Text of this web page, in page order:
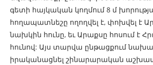
գետի հայկական կողմում 8 մ
հողապատնեշը ողողվել է, փոխվել է
նախկին հունը, եւ Արաքսը հոսում է
հունով: Այս տարվա ընթացքում
իրականացնել շինարարական